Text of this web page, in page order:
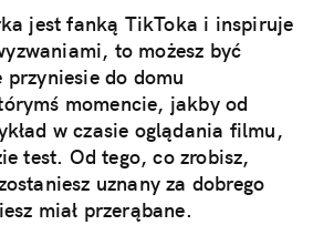
jest fanką TikToka i inspiruje
to możesz być
do domu
momencie, jakby od
w czasie oglądania filmu,
test. Od tego, co zrobisz,
uznany za dobrego
miał przerąbane.